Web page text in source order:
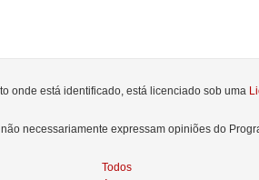
onde está identificado, está licenciado sob uma
necessariamente expressam opiniões do
Todos